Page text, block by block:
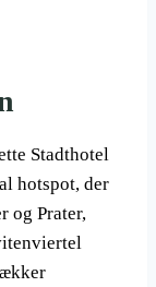
Stadthotel
hotspot, der
og Prater,